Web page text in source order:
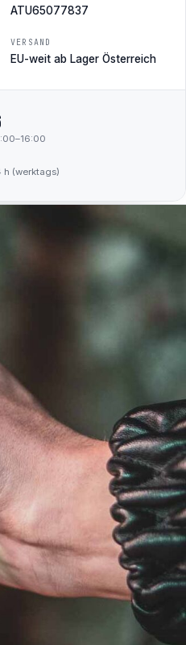
ATU65077837
VERSAND
EU-weit ab Lager Österreich
h (werktags)